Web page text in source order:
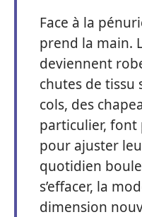
Face à la
prend la main.
deviennent
chutes de tissu
cols, des
particulier, font
pour ajuster
quotidien
s’effacer, la
dimension